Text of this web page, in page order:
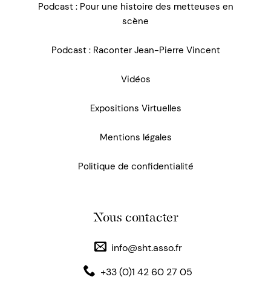
Podcast : Pour une histoire des metteuses en
scène
Podcast : Raconter Jean-Pierre Vincent
Vidéos
Expositions Virtuelles
Mentions légales
Politique de confidentialité
Nous contacter
info@sht.asso.fr
+33 (0)1 42 60 27 05